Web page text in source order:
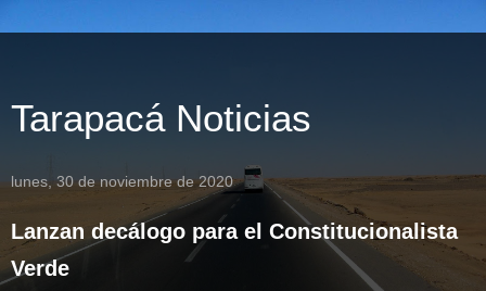
Tarapacá Noticias
lunes, 30 de noviembre de 2020
Lanzan decálogo para el Constitucionalista
Verde